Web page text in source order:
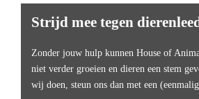
Strijd mee tegen
Zonder jouw hulp kunnen House of
niet verder groeien en dieren een stem
wij doen, steun ons dan met een